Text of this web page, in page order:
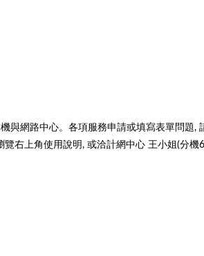
與網路中心。各項服務申請或填寫表單問題,
覽右上角使用說明, 或洽計網中心 王小姐(分機